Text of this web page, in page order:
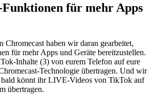
für mehr Apps
Chromecast haben wir daran gearbeitet,
für mehr Apps und Geräte bereitzustellen.
Inhalte (3) von eurem Telefon auf eure
Technologie übertragen. Und wir
bald könnt ihr LIVE-Videos von TikTok auf
übertragen.